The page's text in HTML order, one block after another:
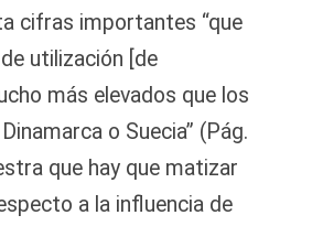
cifras importantes “que
utilización [de
más elevados que los
o Suecia” (Pág.
que hay que matizar
a la influencia de